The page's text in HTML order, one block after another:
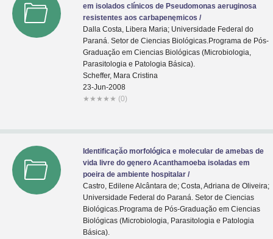
em isolados clínicos de Pseudomonas aeruginosa
resistentes aos carbapenęmicos /
Dalla Costa, Libera Maria; Universidade Federal do
Paraná. Setor de Ciencias Biológicas.Programa de Pós-
Graduaçăo em Ciencias Biológicas (Microbiologia,
Parasitologia e Patologia Básica).
Scheffer, Mara Cristina
23-Jun-2008
★ ★ ★ ★ ★ (0)
Identificaçăo morfológica e molecular de amebas de
vida livre do gęnero Acanthamoeba isoladas em
poeira de ambiente hospitalar /
Castro, Edilene Alcântara de; Costa, Adriana de Oliveira;
Universidade Federal do Paraná. Setor de Ciencias
Biológicas.Programa de Pós-Graduaçăo em Ciencias
Biológicas (Microbiologia, Parasitologia e Patologia
Básica).